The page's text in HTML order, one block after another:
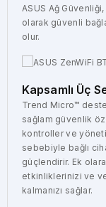
ASUS Ağ
olarak güvenli
olur.
Kapsamlı Üç
Trend Micro™
sağlam güvenlik
kontroller ve
sebebiyle bağlı
güçlendirir. Ek
etkinliklerinizi ve
kalmanızı sağlar.